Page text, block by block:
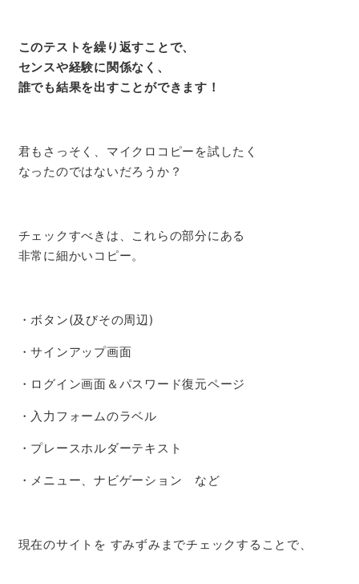
このテストを繰り返すことで、
センスや経験に関係なく、
誰でも結果を出すことができます！
君もさっそく、マイクロコピーを試したく
なったのではないだろうか？
チェックすべきは、これらの部分にある
非常に細かいコピー。
・ボタン(及びその周辺)
・サインアップ画面
・ログイン画面＆パスワード復元ページ
・入力フォームのラベル
・プレースホルダーテキスト
・メニュー、ナビゲーション など
現在のサイトを すみずみまでチェックすることで、